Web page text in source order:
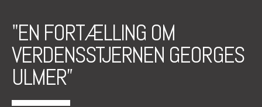
"EN FORTÆLLING OM
VERDENSSTJERNEN GEORGES
ULMER”